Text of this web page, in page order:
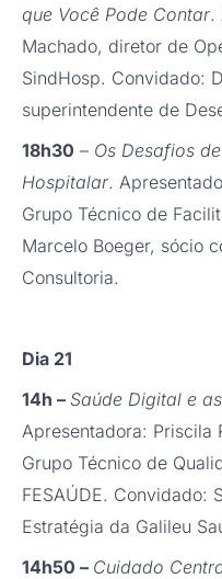
que Você Pode Contar.
Machado, diretor de
SindHosp. Convidado:
superintendente de
18h30 – Os Desafios
Hospitalar.
Grupo Técnico de
Marcelo Boeger, sócio
Consultoria.
Dia 21
14h – Saúde Digital e
Apresentadora: Priscila
Grupo Técnico de
FESAÚDE. Convidado:
Estratégia da Galileu
14h50 – Cuidado